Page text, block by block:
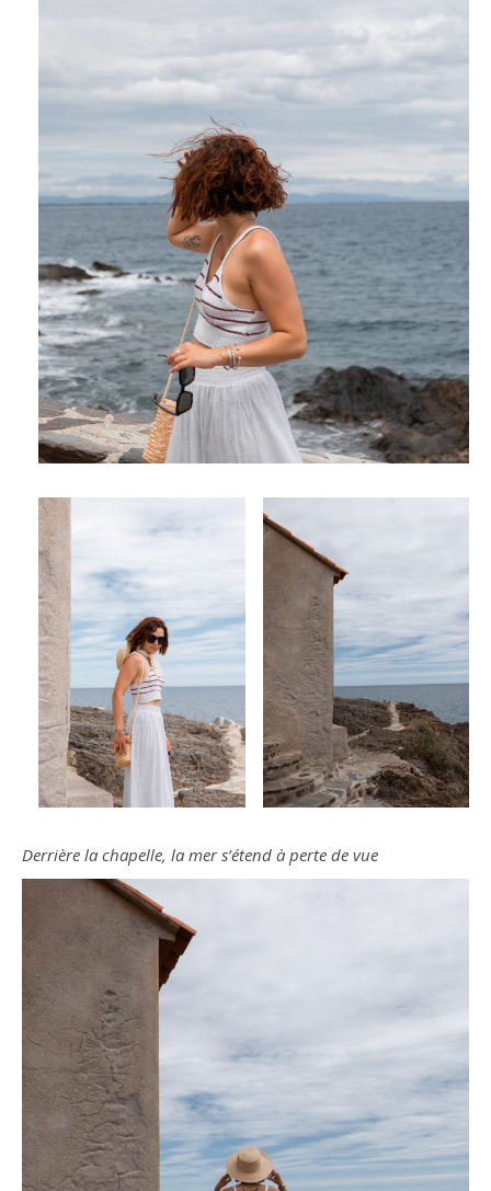
Derrière la chapelle, la mer s’étend à perte de vue